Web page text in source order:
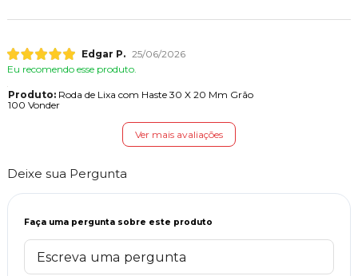
Edgar P. 25/06/2026
Eu recomendo esse produto.
Produto:Roda de Lixa com Haste 30 X 20 Mm Grão
100 Vonder
Ver mais avaliações
Deixe sua Pergunta
Faça uma pergunta sobre este produto